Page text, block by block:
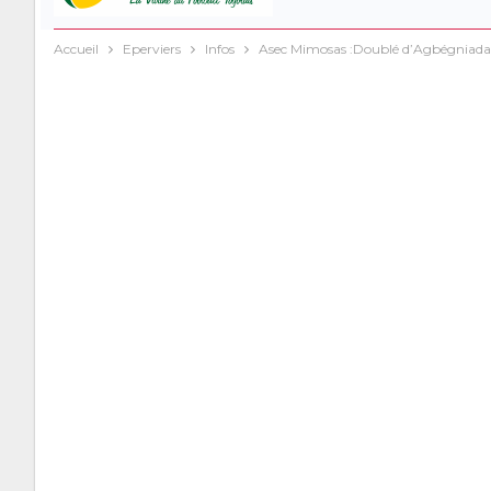
Accueil Eperviers Infos Asec Mimosas :Doublé